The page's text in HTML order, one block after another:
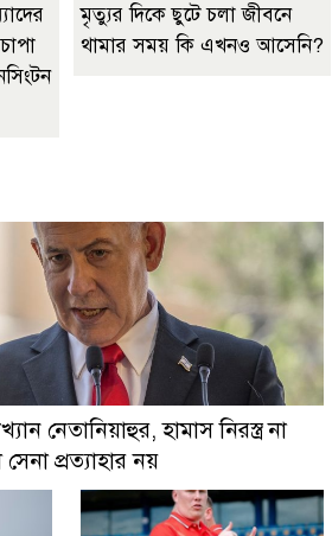
মৃত্যুর দিকে ছুটে চলা জীবনে
থামার সময় কি এখনও আসেনি?
নেতানিয়াহুর, হামাস নিরস্ত্র না
প্রত্যাহার নয়